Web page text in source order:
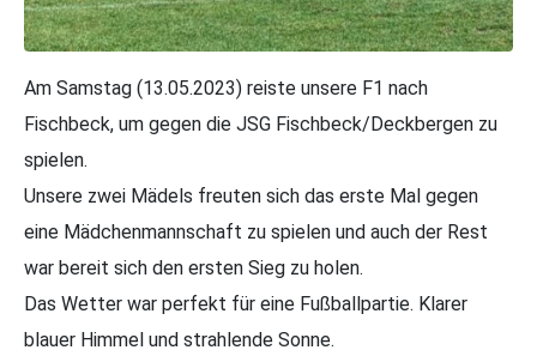
Am Samstag (13.05.2023) reiste unsere F1 nach
Fischbeck, um gegen die JSG Fischbeck/Deckbergen zu
spielen.
Unsere zwei Mädels freuten sich das erste Mal gegen
eine Mädchenmannschaft zu spielen und auch der Rest
war bereit sich den ersten Sieg zu holen.
Das Wetter war perfekt für eine Fußballpartie. Klarer
blauer Himmel und strahlende Sonne.